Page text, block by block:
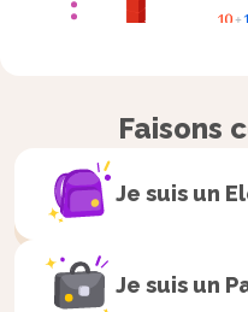
Faisons
Je suis un
Je suis un